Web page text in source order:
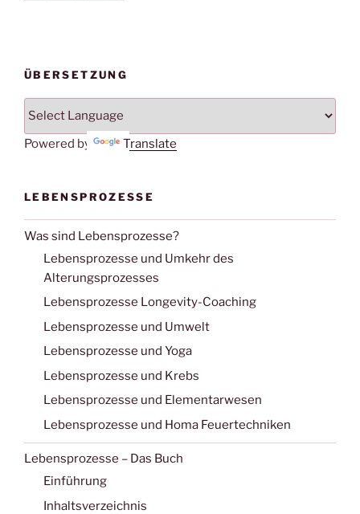
ÜBERSETZUNG
Powered by Translate
LEBENSPROZESSE
Was sind Lebensprozesse?
Lebensprozesse und Umkehr des
Alterungsprozesses
Lebensprozesse Longevity-Coaching
Lebensprozesse und Umwelt
Lebensprozesse und Yoga
Lebensprozesse und Krebs
Lebensprozesse und Elementarwesen
Lebensprozesse und Homa Feuertechniken
Lebensprozesse – Das Buch
Einführung
Inhaltsverzeichnis